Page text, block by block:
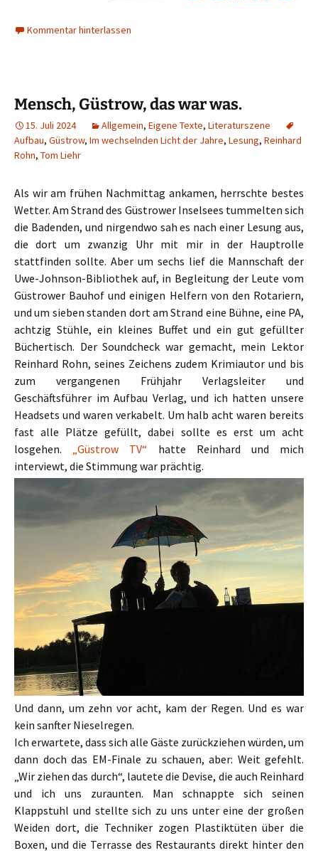
Kommentar hinterlassen
Mensch, Güstrow, das war was.
15. Juli 2024 Allgemein, Eigene Texte, Literaturszene
Aufbau, Güstrow, Im wechselnden Licht der Jahre, Lesung, Reinhard
Rohn, Tom Liehr
Als wir am frühen Nachmittag ankamen, herrschte bestes
Wetter. Am Strand des Güstrower Inselsees tummelten sich
die Badenden, und nirgendwo sah es nach einer Lesung aus,
die dort um zwanzig Uhr mit mir in der Hauptrolle
stattfinden sollte. Aber um sechs lief die Mannschaft der
Uwe-Johnson-Bibliothek auf, in Begleitung der Leute vom
Güstrower Bauhof und einigen Helfern von den Rotariern,
und um sieben standen dort am Strand eine Bühne, eine PA,
achtzig Stühle, ein kleines Buffet und ein gut gefüllter
Büchertisch. Der Soundcheck war gemacht, mein Lektor
Reinhard Rohn, seines Zeichens zudem Krimiautor und bis
zum vergangenen Frühjahr Verlagsleiter und
Geschäftsführer im Aufbau Verlag, und ich hatten unsere
Headsets und waren verkabelt. Um halb acht waren bereits
fast alle Plätze gefüllt, dabei sollte es erst um acht
losgehen.
„Güstrow TV“ hatte Reinhard und mich
interviewt, die Stimmung war prächtig.
Und dann, um zehn vor acht, kam der Regen. Und es war
kein sanfter Nieselregen.
Ich erwartete, dass sich alle Gäste zurückziehen würden, um
dann doch das EM-Finale zu schauen, aber: Weit gefehlt.
„Wir ziehen das durch“, lautete die Devise, die auch Reinhard
und ich uns zuraunten. Man schnappte sich seinen
Klappstuhl und stellte sich zu uns unter eine der großen
Weiden dort, die Techniker zogen Plastiktüten über die
Boxen, und die Terrasse des Restaurants direkt hinter den